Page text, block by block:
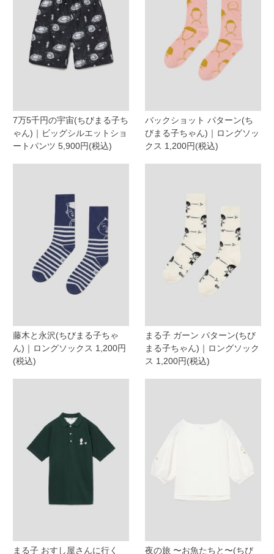
7万5千円の宇宙(ちびまる子ち
ゃん)｜ビッグシルエットショ
ートパンツ 5,900円(税込)
バックショット パターン(ち
びまる子ちゃん)｜ロングソッ
クス 1,200円(税込)
藤木と永沢(ちびまる子ちゃ
ん)｜ロングソックス 1,200円
(税込)
まる子 ガーン パターン(ちび
まる子ちゃん)｜ロングソック
ス 1,200円(税込)
まる子 おすし屋さんに行く 夜の旅 〜お魚たちと〜(ちび